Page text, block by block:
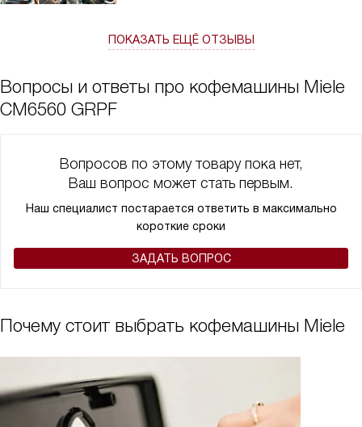
неприятный и отсутствовавший у Nivona - Miele может на
закончилась вода. После долива воды начинает промываться,
начинала приготовление кофе, если воды не хватало.
Непонятно, почему Miele за такие деньги и с такими понтами не
реализовала функцию оценки объема остающейся воды до
ПОКАЗАТЬ ЕЩЁ ОТЗЫВЫ
Вопросы и ответы про кофемашины Miele
CM6560 GRPF
Вопросов по этому товару пока нет,
Ваш вопрос может стать первым.
Наш специалист постарается ответить в максимально
короткие сроки
ЗАДАТЬ ВОПРОС
Почему стоит выбрать кофемашины Miele